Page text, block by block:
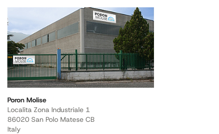
Poron Molise
Localita Zona Industriale 1
86020 San Polo Matese CB
Italy